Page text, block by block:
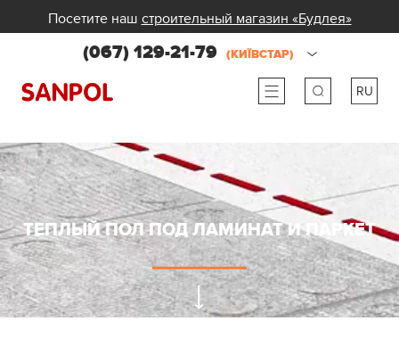
Посетите наш строительный магазин «Будлея»
(067) 129-21-79 (КИЇВСТАР)
RU
ТЕПЛЫЙ ПОЛ ПОД ЛАМИНАТ И ПАРКЕТ